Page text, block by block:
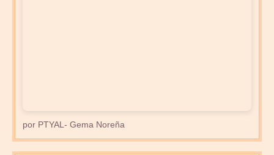
por PTYAL- Gema Noreña